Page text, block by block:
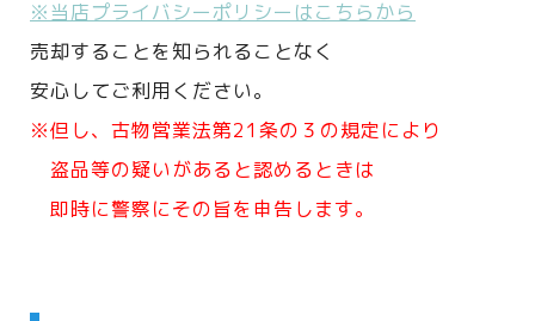
※当店プライバシーポリシーはこちらから
売却することを知られることなく
安心してご利用ください。
※但し、古物営業法第21条の３の規定により
盗品等の疑いがあると認めるときは
即時に警察にその旨を申告します。